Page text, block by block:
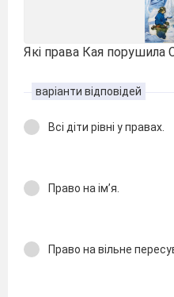
Які права Кая порушила
варіанти відповідей
Всі діти рівні у правах.
Право на ім’я.
Право на вільне